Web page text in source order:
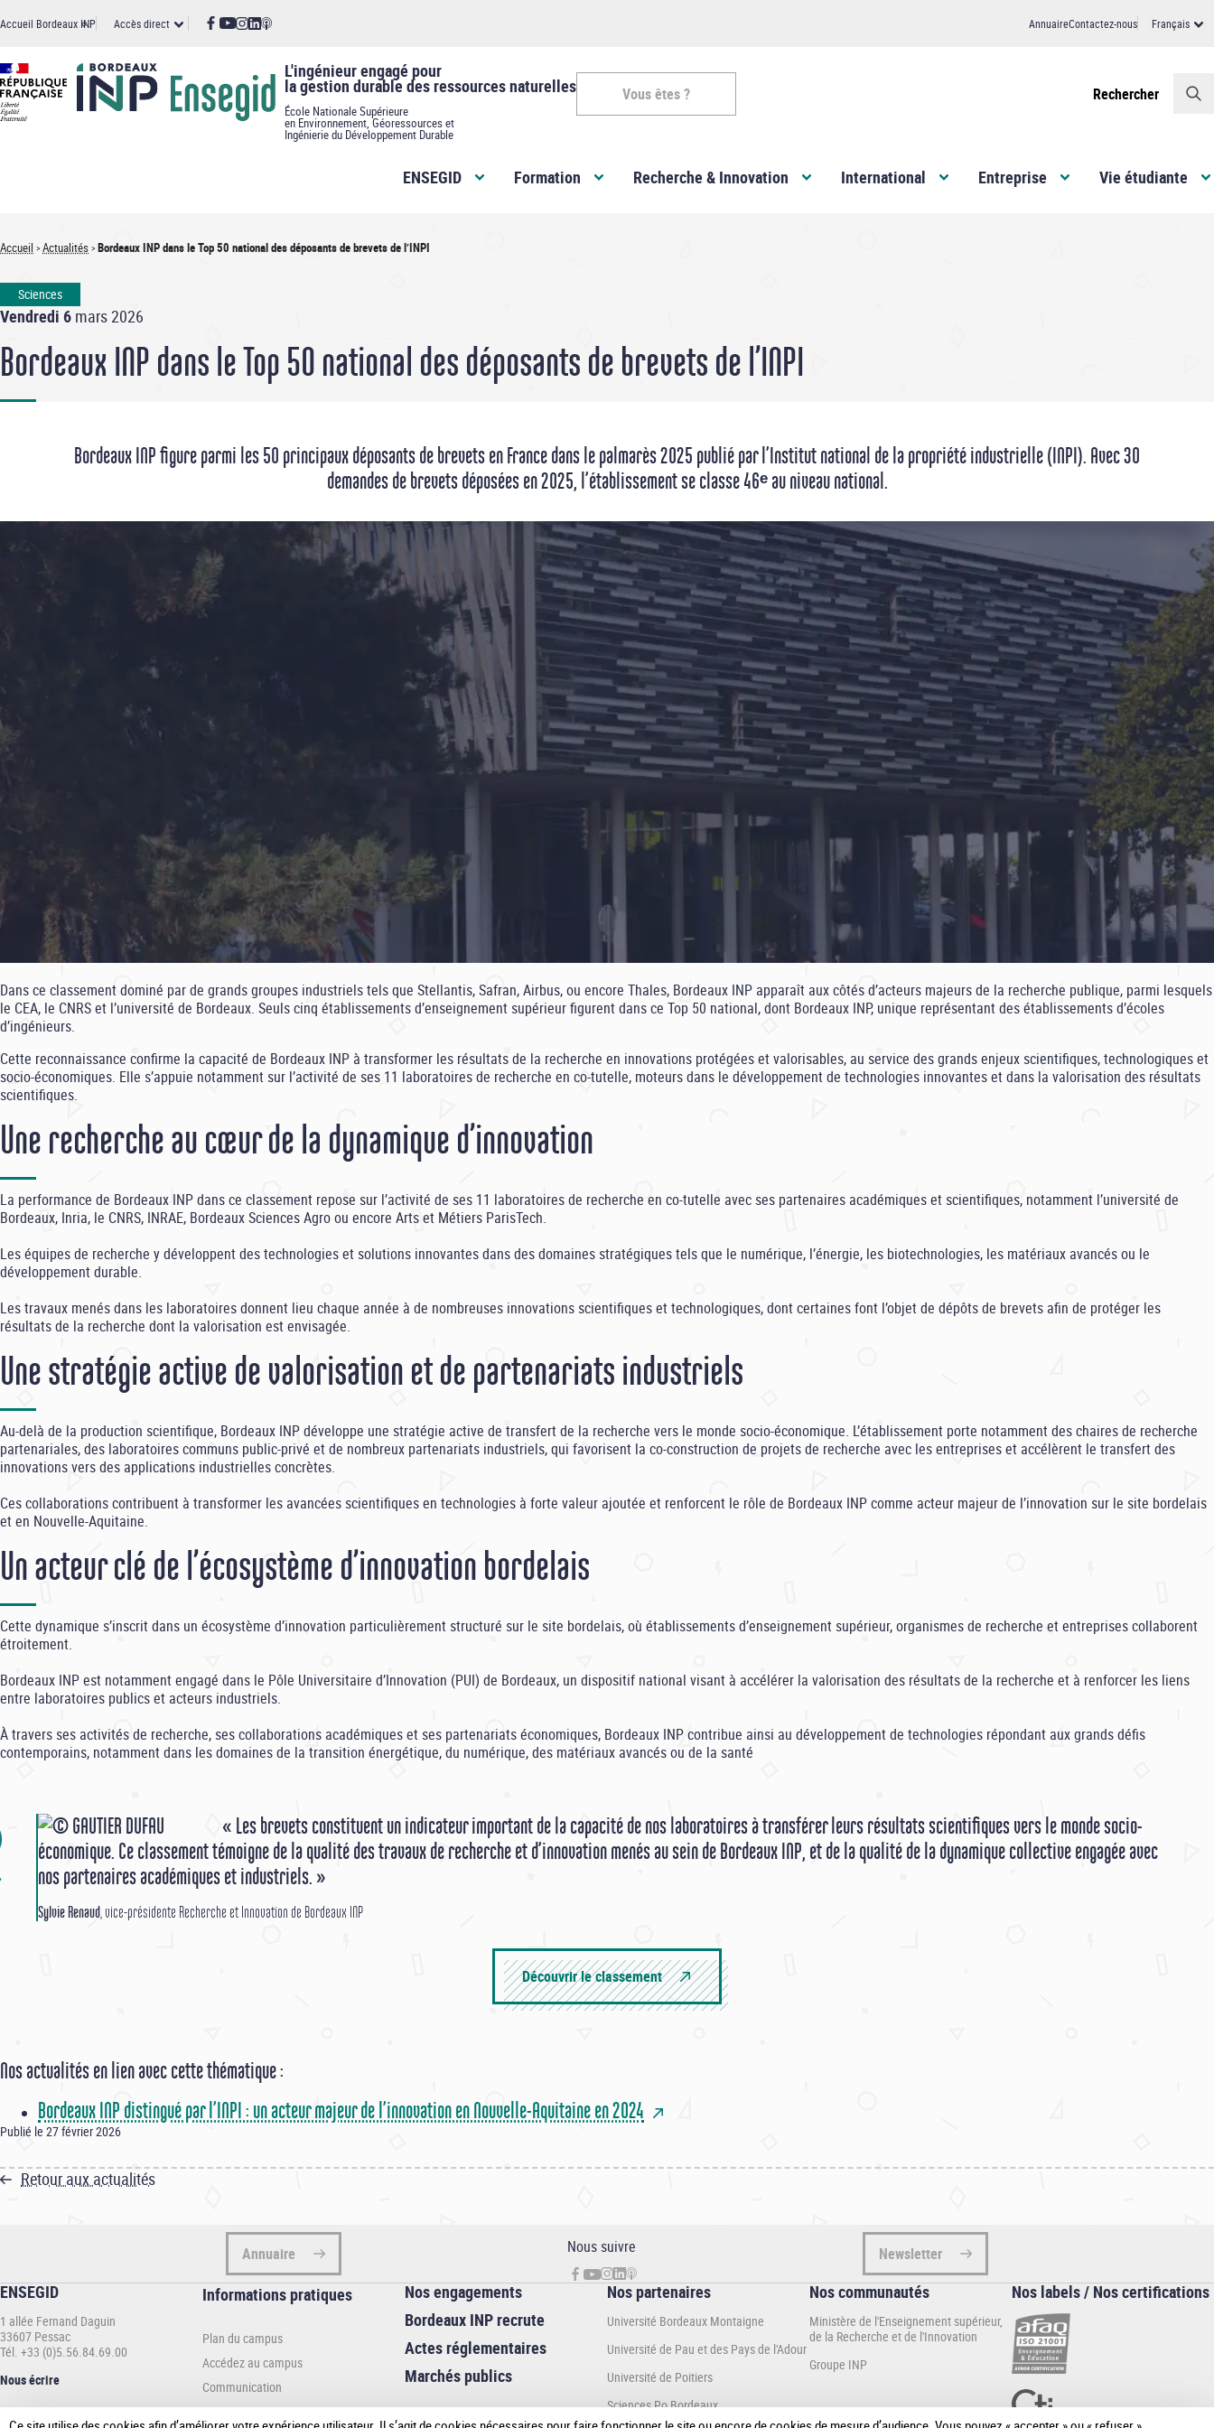
au
principal
Accueil Bordeaux INPAccès
direct
Accès direct AnnuaireContactez-nous Français
L'ingénieur engagé pour
la gestion durable des ressources naturelles
École Nationale Supérieure
en Environnement, Géoressources et
Ingénierie du Développement Durable
Vous êtes ?
êtes
Rechercher
ENSEGID Formation Recherche & Innovation International Entreprise Vie étudiante
Fil
d'Ariane
Accueil Actualités Bordeaux INP dans le Top 50 national des déposants de brevets de l’INPI
Sciences
Vendredi 6 mars 2026
Bordeaux INP dans le Top 50 national des déposants de brevets de l’INPI
Bordeaux INP figure parmi les 50 principaux déposants de brevets en France dans le palmarès 2025 publié par l’Institut national de la propriété industrielle (INPI). Avec 30
demandes de brevets déposées en 2025, l’établissement se classe 46ᵉ au niveau national.
Dans ce classement dominé par de grands groupes industriels tels que Stellantis, Safran, Airbus, ou encore Thales, Bordeaux INP apparaît aux côtés d’acteurs majeurs de la recherche publique, parmi lesquels
le CEA, le CNRS et l’université de Bordeaux. Seuls cinq établissements d’enseignement supérieur figurent dans ce Top 50 national, dont Bordeaux INP, unique représentant des établissements d’écoles
d’ingénieurs.
Cette reconnaissance confirme la capacité de Bordeaux INP à transformer les résultats de la recherche en innovations protégées et valorisables, au service des grands enjeux scientifiques, technologiques et
socio-économiques. Elle s’appuie notamment sur l’activité de ses 11 laboratoires de recherche en co-tutelle, moteurs dans le développement de technologies innovantes et dans la valorisation des résultats
scientifiques.
Une recherche au cœur de la dynamique d’innovation
La performance de Bordeaux INP dans ce classement repose sur l’activité de ses 11 laboratoires de recherche en co-tutelle avec ses partenaires académiques et scientifiques, notamment l’université de
Bordeaux, Inria, le CNRS, INRAE, Bordeaux Sciences Agro ou encore Arts et Métiers ParisTech.
Les équipes de recherche y développent des technologies et solutions innovantes dans des domaines stratégiques tels que le numérique, l’énergie, les biotechnologies, les matériaux avancés ou le
développement durable.
Les travaux menés dans les laboratoires donnent lieu chaque année à de nombreuses innovations scientifiques et technologiques, dont certaines font l’objet de dépôts de brevets afin de protéger les
résultats de la recherche dont la valorisation est envisagée.
Une stratégie active de valorisation et de partenariats industriels
Au-delà de la production scientifique, Bordeaux INP développe une stratégie active de transfert de la recherche vers le monde socio-économique. L’établissement porte notamment des chaires de recherche
partenariales, des laboratoires communs public-privé et de nombreux partenariats industriels, qui favorisent la co-construction de projets de recherche avec les entreprises et accélèrent le transfert des
innovations vers des applications industrielles concrètes.
Ces collaborations contribuent à transformer les avancées scientifiques en technologies à forte valeur ajoutée et renforcent le rôle de Bordeaux INP comme acteur majeur de l’innovation sur le site bordelais
et en Nouvelle-Aquitaine.
Un acteur clé de l’écosystème d’innovation bordelais
Cette dynamique s’inscrit dans un écosystème d’innovation particulièrement structuré sur le site bordelais, où établissements d’enseignement supérieur, organismes de recherche et entreprises collaborent
étroitement.
Bordeaux INP est notamment engagé dans le Pôle Universitaire d’Innovation (PUI) de Bordeaux, un dispositif national visant à accélérer la valorisation des résultats de la recherche et à renforcer les liens
entre laboratoires publics et acteurs industriels.
À travers ses activités de recherche, ses collaborations académiques et ses partenariats économiques, Bordeaux INP contribue ainsi au développement de technologies répondant aux grands défis
contemporains, notamment dans les domaines de la transition énergétique, du numérique, des matériaux avancés ou de la santé
« Les brevets constituent un indicateur important de la capacité de nos laboratoires à transférer leurs résultats scientifiques vers le monde socio-
économique. Ce classement témoigne de la qualité des travaux de recherche et d’innovation menés au sein de Bordeaux INP, et de la qualité de la dynamique collective engagée avec
nos partenaires académiques et industriels. »
Sylvie Renaud, vice-présidente Recherche et Innovation de Bordeaux INP
Découvrir le classement
Nos actualités en lien avec cette thématique :
Bordeaux INP distingué par l’INPI : un acteur majeur de l’innovation en Nouvelle-Aquitaine en 2024
Publié le 27 février 2026
Retour aux actualités
Annuaire Nous suivre Newsletter
ENSEGID
1 allée Fernand Daguin
33607 Pessac
Tél. +33 (0)5.56.84.69.00
Nous écrire
Informations
ENSEGID
Informations pratiques
Plan du campus
Accédez au campus
Communication
Espace presse
Nos engagements
Bordeaux INP recrute
Actes réglementaires
Marchés publics
Nos partenaires
Université Bordeaux Montaigne
Université de Pau et des Pays de l'Adour
Université de Poitiers
Sciences Po Bordeaux
Nos communautés
Ministère de l'Enseignement supérieur,
de la Recherche et de l'Innovation
Groupe INP
Nos labels / Nos certifications